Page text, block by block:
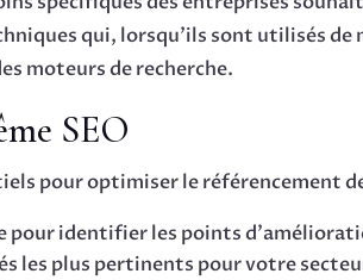
qui, lorsqu’ils sont utilisés
moteurs de recherche.
SEO
pour optimiser le référencement
pour identifier les points
les plus pertinents pour votre